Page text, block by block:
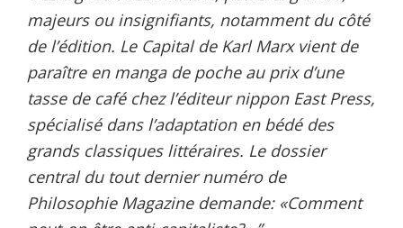
majeurs ou insignifiants, notamment du côté
de l’édition. Le Capital de Karl Marx vient de
paraître en manga de poche au prix d’une
tasse de café chez l’éditeur nippon East Press,
spécialisé dans l’adaptation en bédé des
grands classiques littéraires. Le dossier
central du tout dernier numéro de
Philosophie Magazine demande: «Comment